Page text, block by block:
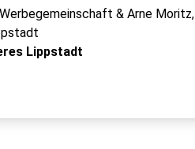
& Arne Moritz,
Lippstadt